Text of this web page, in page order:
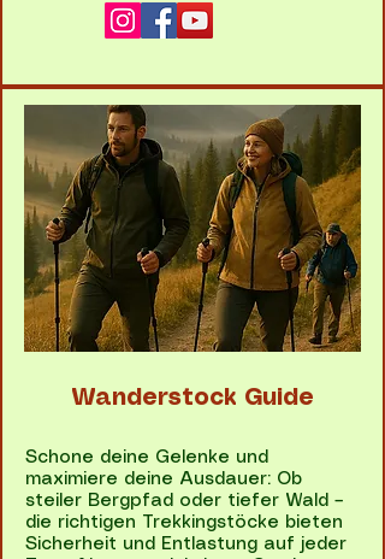
Wanderstock Guide
Schone deine Gelenke und
maximiere deine Ausdauer: Ob
steiler Bergpfad oder tiefer Wald –
die richtigen Trekkingstöcke bieten
Sicherheit und Entlastung auf jeder